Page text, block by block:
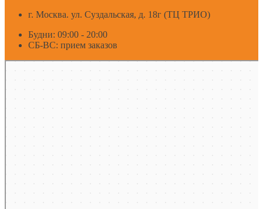
г. Москва. ул. Суздальская, д. 18г (ТЦ ТРИО)
Будни: 09:00 - 20:00
СБ-ВС: прием заказов